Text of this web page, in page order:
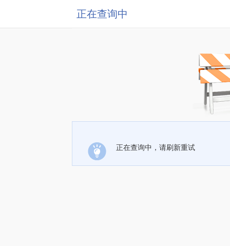
正在查询中
正在查询中，请刷新重试